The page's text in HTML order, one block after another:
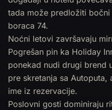
tada može predložiti
boraca 74.
Noćni letovi završavaju
Pogrešan pin ka Holiday
ponekad nudi drugi brend
pre skretanja sa Autoputa,
ime iz rezervacije.
Poslovni gosti dominiraju